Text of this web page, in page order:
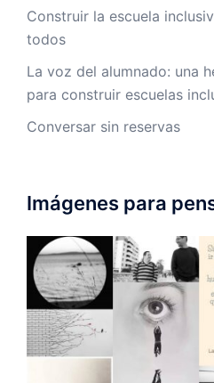
Construir la escuela
todos
La voz del alumnado: una
para construir escuelas
Conversar sin reservas
Imágenes para